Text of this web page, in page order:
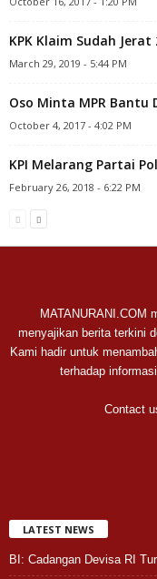
KPK Klaim Sudah
March 29, 2019 - 5:44 PM
Oso Minta MPR Bantu
October 4, 2017 - 4:02 PM
KPI Melarang Partai
February 26, 2018 - 6:22 PM
MATANURANI.COM
menyajikan berita terkini
Kami hadir untuk
terhadap
Contact
LATEST NEWS
BI: Cadangan Devisa RI